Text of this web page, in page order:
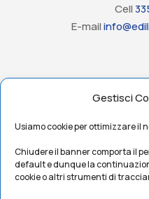
Gestisci
Usiamo cookie per ottimizzare il
Chiudere il banner comporta il
default e dunque la
cookie o altri strumenti di
Cell
E-mail
Home Privacy Policy